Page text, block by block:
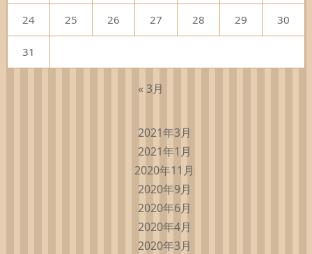
24 25 26 27 28 29 30
31
« 3月
2021年3月
2021年1月
2020年11月
2020年9月
2020年6月
2020年4月
2020年3月